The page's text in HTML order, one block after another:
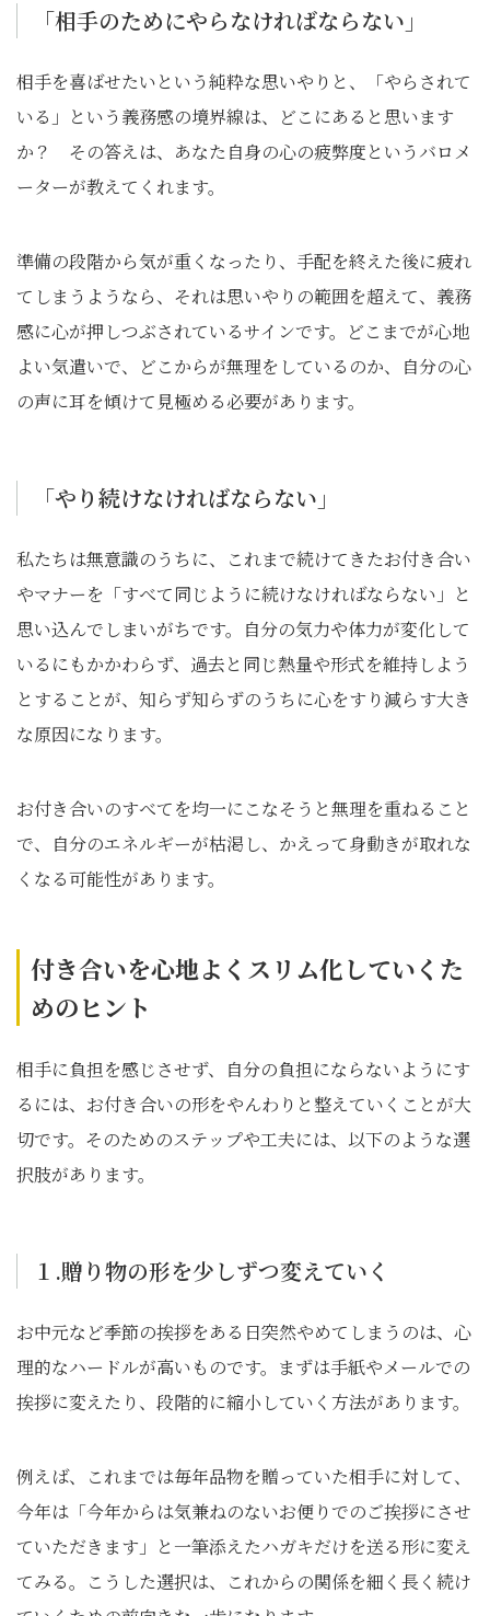
「相手のためにやらなければならない」
相手を喜ばせたいという純粋な思いやりと、「やらされて
いる」という義務感の境界線は、どこにあると思います
か？ その答えは、あなた自身の心の疲弊度というバロメ
ーターが教えてくれます。
準備の段階から気が重くなったり、手配を終えた後に疲れ
てしまうようなら、それは思いやりの範囲を超えて、義務
感に心が押しつぶされているサインです。どこまでが心地
よい気遣いで、どこからが無理をしているのか、自分の心
の声に耳を傾けて見極める必要があります。
「やり続けなければならない」
私たちは無意識のうちに、これまで続けてきたお付き合い
やマナーを「すべて同じように続けなければならない」と
思い込んでしまいがちです。自分の気力や体力が変化して
いるにもかかわらず、過去と同じ熱量や形式を維持しよう
とすることが、知らず知らずのうちに心をすり減らす大き
な原因になります。
お付き合いのすべてを均一にこなそうと無理を重ねること
で、自分のエネルギーが枯渇し、かえって身動きが取れな
くなる可能性があります。
付き合いを心地よくスリム化していくた
めのヒント
相手に負担を感じさせず、自分の負担にならないようにす
るには、お付き合いの形をやんわりと整えていくことが大
切です。そのためのステップや工夫には、以下のような選
択肢があります。
１.贈り物の形を少しずつ変えていく
お中元など季節の挨拶をある日突然やめてしまうのは、心
理的なハードルが高いものです。まずは手紙やメールでの
挨拶に変えたり、段階的に縮小していく方法があります。
例えば、これまでは毎年品物を贈っていた相手に対して、
今年は「今年からは気兼ねのないお便りでのご挨拶にさせ
ていただきます」と一筆添えたハガキだけを送る形に変え
てみる。こうした選択は、これからの関係を細く長く続け